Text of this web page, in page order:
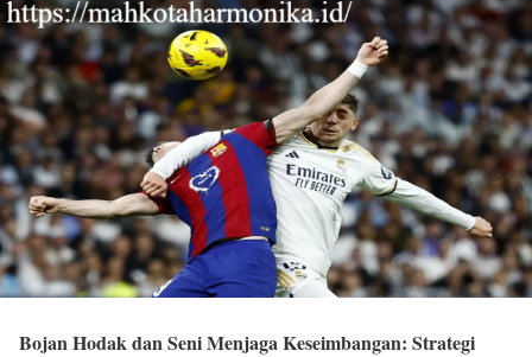
Bojan Hodak dan Seni Menjaga Keseimbangan: Strategi